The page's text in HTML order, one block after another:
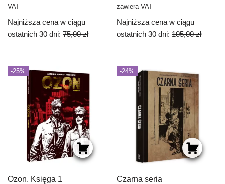
VAT
Najniższa cena w ciągu
ostatnich 30 dni: 75,00 zł
zawiera VAT
Najniższa cena w ciągu
ostatnich 30 dni:105,00 zł
-25%
Ozon. Księga 1
-24%
Czarna seria